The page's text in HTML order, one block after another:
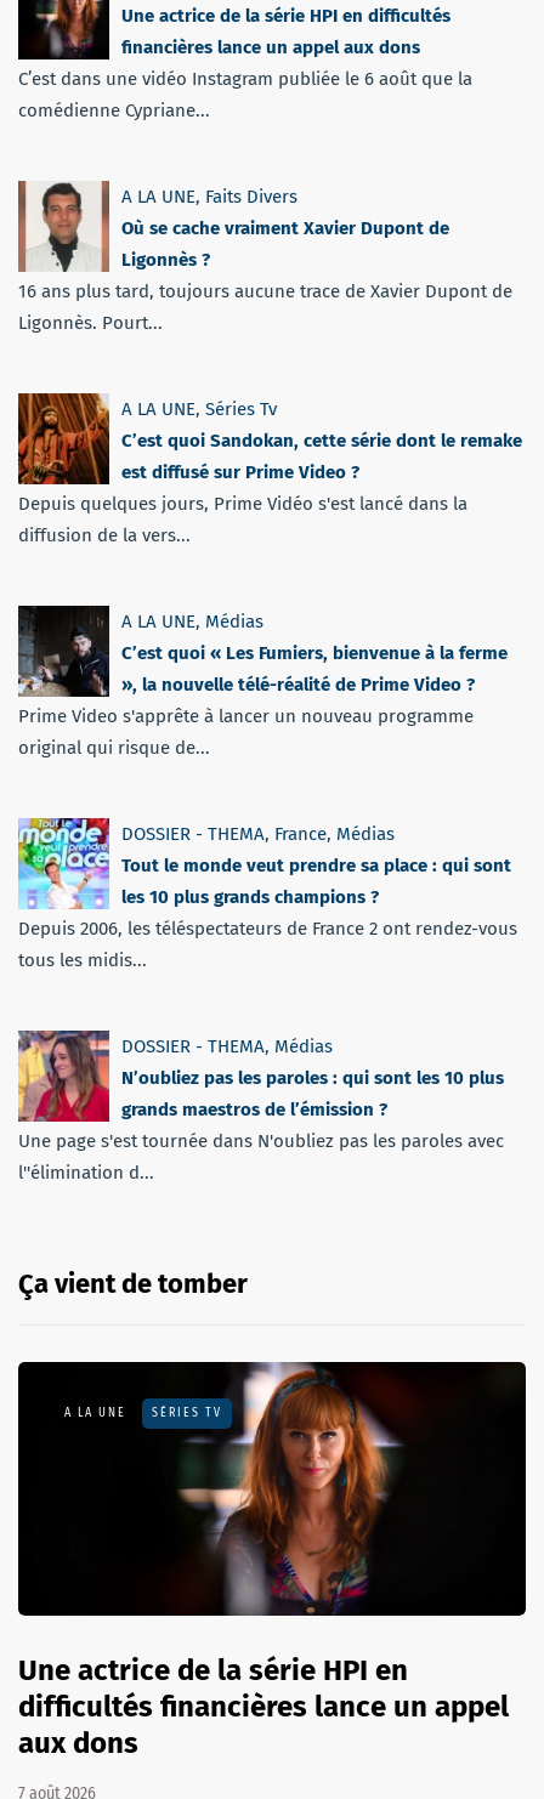
Une actrice de la série HPI en difficultés
financières lance un appel aux dons
C’est dans une vidéo Instagram publiée le 6 août que la
comédienne Cypriane...
A LA UNE, Faits Divers
Où se cache vraiment Xavier Dupont de
Ligonnès ?
16 ans plus tard, toujours aucune trace de Xavier Dupont de
Ligonnès. Pourt...
A LA UNE, Séries Tv
C’est quoi Sandokan, cette série dont le remake
est diffusé sur Prime Video ?
Depuis quelques jours, Prime Vidéo s'est lancé dans la
diffusion de la vers...
A LA UNE, Médias
C’est quoi « Les Fumiers, bienvenue à la ferme
», la nouvelle télé-réalité de Prime Video ?
Prime Video s'apprête à lancer un nouveau programme
original qui risque de...
DOSSIER - THEMA, France, Médias
Tout le monde veut prendre sa place : qui sont
les 10 plus grands champions ?
Depuis 2006, les téléspectateurs de France 2 ont rendez-vous
tous les midis...
DOSSIER - THEMA, Médias
N’oubliez pas les paroles : qui sont les 10 plus
grands maestros de l’émission ?
Une page s'est tournée dans N'oubliez pas les paroles avec
l''élimination d...
Ça vient de tomber
A LA UNE SÉRIES TV
Une actrice de la série HPI en
difficultés financières lance un appel
aux dons
7 août 2026